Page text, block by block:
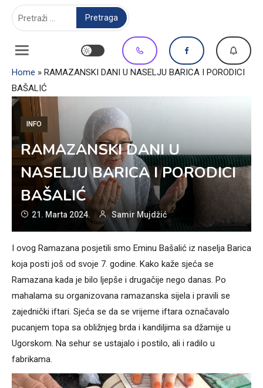
Home » RAMAZANSKI DANI U NASELJU BARICA I PORODICI
BAŠALIĆ
INFO
RAMAZANSKI DANI U
NASELJU BARICA I PORODICI
BAŠALIĆ
21. Marta 2024. Samir Mujdžić
I ovog Ramazana posjetili smo Eminu Bašalić iz naselja Barica
koja posti još od svoje 7. godine. Kako kaže sjeća se
Ramazana kada je bilo ljepše i drugačije nego danas. Po
mahalama su organizovana ramazanska sijela i pravili se
zajednički iftari. Sjeća se da se vrijeme iftara označavalo
pucanjem topa sa obližnjeg brda i kandiljima sa džamije u
Ugorskom. Na sehur se ustajalo i postilo, ali i radilo u
fabrikama.